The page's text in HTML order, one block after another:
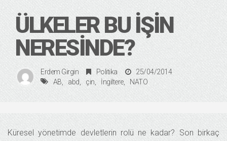
ÜLKELER BU İŞIN
NERESINDE?
Erdem Girgin Politika
25/04/2014
AB
abd çin İngiltere NATO
Küresel yönetimde devletlerin rolü ne kadar? Son birkaç